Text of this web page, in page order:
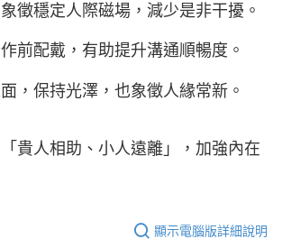
徵穩定人際磁場，減少是非干擾。
前配戴，有助提升溝通順暢度。
，保持光澤，也象徵人緣常新。
貴人相助、小人遠離」，加強內在
顯示電腦版詳細說明